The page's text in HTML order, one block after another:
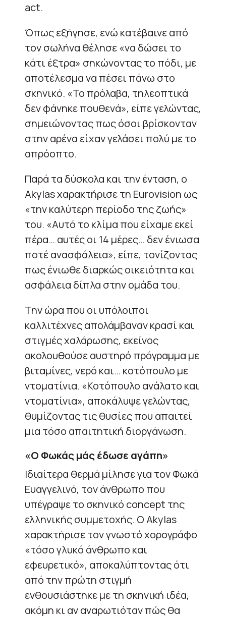
act.
Όπως εξήγησε, ενώ κατέβαινε από
τον σωλήνα θέλησε «να δώσει το
κάτι έξτρα» σηκώνοντας το πόδι, με
αποτέλεσμα να πέσει πάνω στο
σκηνικό. «Το πρόλαβα, τηλεοπτικά
δεν φάνηκε πουθενά», είπε γελώντας,
σημειώνοντας πως όσοι βρίσκονταν
στην αρένα είχαν γελάσει πολύ με το
απρόοπτο.
Παρά τα δύσκολα και την ένταση, ο
Akylas χαρακτήρισε τη Eurovision ως
«την καλύτερη περίοδο της ζωής»
του. «Αυτό το κλίμα που είχαμε εκεί
πέρα… αυτές οι 14 μέρες… δεν ένιωσα
ποτέ ανασφάλεια», είπε, τονίζοντας
πως ένιωθε διαρκώς οικειότητα και
ασφάλεια δίπλα στην ομάδα του.
Την ώρα που οι υπόλοιποι
καλλιτέχνες απολάμβαναν κρασί και
στιγμές χαλάρωσης, εκείνος
ακολουθούσε αυστηρό πρόγραμμα με
βιταμίνες, νερό και… κοτόπουλο με
ντοματίνια. «Κοτόπουλο ανάλατο και
ντοματίνια», αποκάλυψε γελώντας,
θυμίζοντας τις θυσίες που απαιτεί
μια τόσο απαιτητική διοργάνωση.
«Ο Φωκάς μάς έδωσε αγάπη»
Ιδιαίτερα θερμά μίλησε για τον Φωκά
Ευαγγελινό, τον άνθρωπο που
υπέγραψε το σκηνικό concept της
ελληνικής συμμετοχής. Ο Akylas
χαρακτήρισε τον γνωστό χορογράφο
«τόσο γλυκό άνθρωπο και
εφευρετικό», αποκαλύπτοντας ότι
από την πρώτη στιγμή
ενθουσιάστηκε με τη σκηνική ιδέα,
ακόμη κι αν αναρωτιόταν πώς θα